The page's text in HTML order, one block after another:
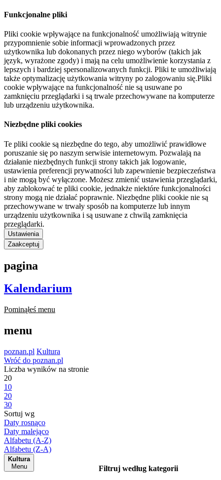
Funkcjonalne pliki
Pliki cookie wpływające na funkcjonalność umożliwiają witrynie
przypomnienie sobie informacji wprowadzonych przez
użytkownika lub dokonanych przez niego wyborów (takich jak
język, wyrażone zgody) i mają na celu umożliwienie korzystania z
lepszych i bardziej spersonalizowanych funkcji. Pliki te umożliwiają
także optymalizację użytkowania witryny po zalogowaniu się.Pliki
cookie wpływające na funkcjonalność nie są usuwane po
zamknięciu przeglądarki i są trwale przechowywane na komputerze
lub urządzeniu użytkownika.
Niezbędne pliki cookies
Te pliki cookie są niezbędne do tego, aby umożliwić prawidłowe
poruszanie się po naszym serwisie internetowym. Pozwalają na
działanie niezbędnych funkcji strony takich jak logowanie,
ustawienia preferencji prywatności lub zapewnienie bezpieczeństwa
i nie mogą być wyłączone. Możesz zmienić ustawienia przeglądarki,
aby zablokować te pliki cookie, jednakże niektóre funkcjonalności
strony mogą nie działać poprawnie. Niezbędne pliki cookie nie są
przechowywane w trwały sposób na komputerze lub innym
urządzeniu użytkownika i są usuwane z chwilą zamknięcia
przeglądarki.
Ustawienia
Zaakceptuj
pagina
Kalendarium
Pominąłeś menu
menu
poznan.pl Kultura
Wróć do poznan.pl
Liczba wyników na stronie
20
10
20
30
Sortuj wg
Daty rosnąco
Daty malejąco
Alfabetu (A-Z)
Alfabetu (Z-A)
Kultura
Menu
Filtruj według kategorii